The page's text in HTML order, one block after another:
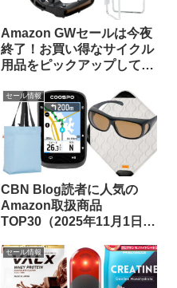
Amazon GWセールは今夜
終了！お買い得なサイクル
用品をピックアップしてみ
セール情報
CBN Blog読者に人気の
Amazon取扱商品
TOP30（2025年11月1日
セール情報